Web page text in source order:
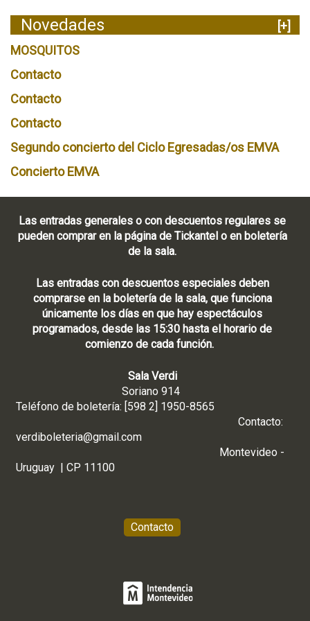
A
T
U
A
S
Novedades
[+]
MOSQUITOS
Contacto
Contacto
Contacto
Segundo concierto del Ciclo Egresadas/os EMVA
Concierto EMVA
Las entradas generales o con descuentos regulares se
pueden comprar en la página de Tickantel o en boletería
de la sala.
Las entradas con descuentos especiales deben
comprarse en la boletería de la sala, que funciona
únicamente los días en que hay espectáculos
programados, desde las 15:30 hasta el horario de
comienzo de cada función.
Sala Verdi
Soriano 914
Teléfono de boletería: [598 2] 1950-8565
Contacto:
verdiboleteria@gmail.com
Montevideo -
Uruguay | CP 11100
Contacto